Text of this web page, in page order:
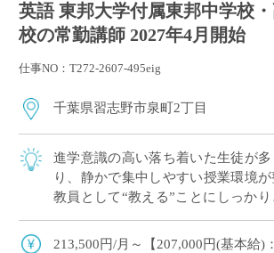
英語 東邦大学付属東邦中学校
校の常勤講師 2027年4月開始
仕事NO：T272-2607-495eig
千葉県習志野市泉町2丁目
進学意識の高い落ち着いた生徒が
り、静かで集中しやすい授業環境
教員として“教える”ことにしっか
育児をしながら教壇復帰された先
213,500円/月～【207,000円(基本給)